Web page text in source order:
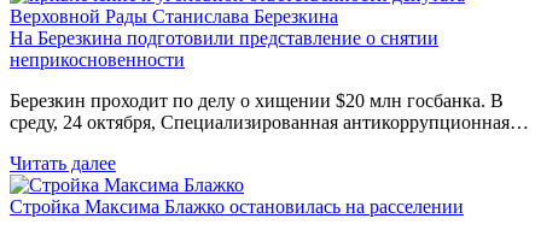
На Березкина подготовили представление о снятии
неприкосновенности
Березкин проходит по делу о хищении $20 млн госбанка. В
среду, 24 октября, Специализированная антикоррупционная…
Читать далее
Стройка Максима Блажко остановилась на расселении